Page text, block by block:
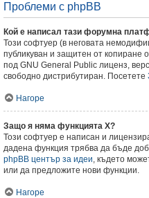
Проблеми с phpBB
Кой е написал тази форумна
Този софтуер (в неговата
публикуван и защитен от копиране
под GNU General Public лиценз,
свободно дистрибутиран. Посетете
Нагоре
Защо я няма функцията X?
Този софтуер е написан и
дадена функция трябва да бъде
phpBB център за идеи, където
или да предложите нови функции.
Нагоре